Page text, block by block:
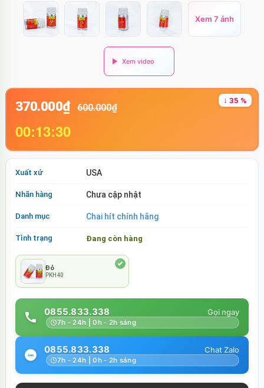
Xem 7 ảnh
370.000₫ 600.000₫
↓ 35 %
00:13:29
Xuất xứ USA
Nhãn hàng Chưa cập nhật
Danh mục Chai hít chính hãng
Tình trạng Đang còn hàng
Đỏ
PKH40
0855.833.338
7h - 24h | 0h - 2h sáng
0855.833.338
7h - 24h | 0h - 2h sáng